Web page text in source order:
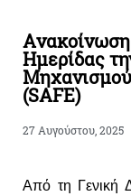
Ημερίδας
(SAFE)
27 Αυγούστου, 2025
Από τη Γενική